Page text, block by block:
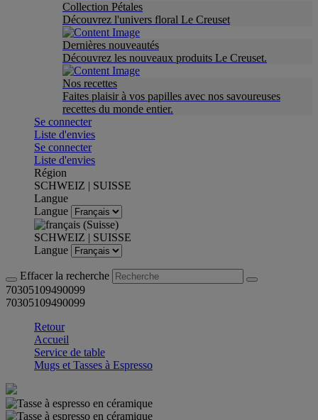
Collection Pétales
Découvrez l'univers floral Le Creuset
Dernières nouveautés
Découvrez les nouveaux produits Le Creuset.
Nos recettes
Faites plaisir à vos papilles avec nos savoureuses
recettes du monde entier.
Se connecter
Liste d'envies
Se connecter
Liste d'envies
Région
SCHWEIZ | SUISSE
Langue
Langue
SCHWEIZ | SUISSE
Langue
Effacer la recherche
70305109490099
70305109490099
Retour
Accueil
Service de table
Mugs et Tasses à Espresso